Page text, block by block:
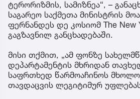
ტერორიზმის, სამიზნეა“, –
საგარეო საქმეთა მინისტრის
ფერნანდეს დე კოსიომ The New
გაგზავნილ განცხადებაში.
მისი თქმით, „ამ ფონზე
დეპარტამენტის მხრიდან
საფრთხედ წარმოაჩინოს
თავდაცვის ლეგიტიმურ უფლებას